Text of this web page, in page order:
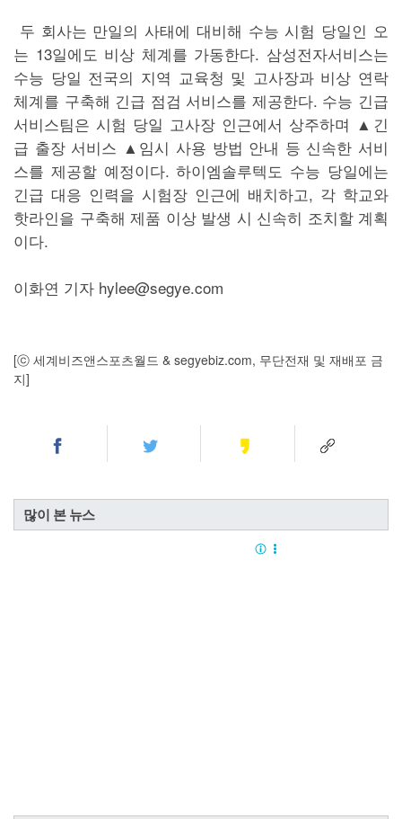
두 회사는 만일의 사태에 대비해 수능 시험 당일인 오
는 13일에도 비상 체계를 가동한다. 삼성전자서비스는
수능 당일 전국의 지역 교육청 및 고사장과 비상 연락
체계를 구축해 긴급 점검 서비스를 제공한다. 수능 긴급
서비스팀은 시험 당일 고사장 인근에서 상주하며 ▲긴
급 출장 서비스 ▲임시 사용 방법 안내 등 신속한 서비
스를 제공할 예정이다. 하이엠솔루텍도 수능 당일에는
긴급 대응 인력을 시험장 인근에 배치하고, 각 학교와
핫라인을 구축해 제품 이상 발생 시 신속히 조치할 계획
이다.
이화연 기자 hylee@segye.com
[ⓒ 세계비즈앤스포츠월드 & segyebiz.com, 무단전재 및 재배포 금
지]
많이 본 뉴스